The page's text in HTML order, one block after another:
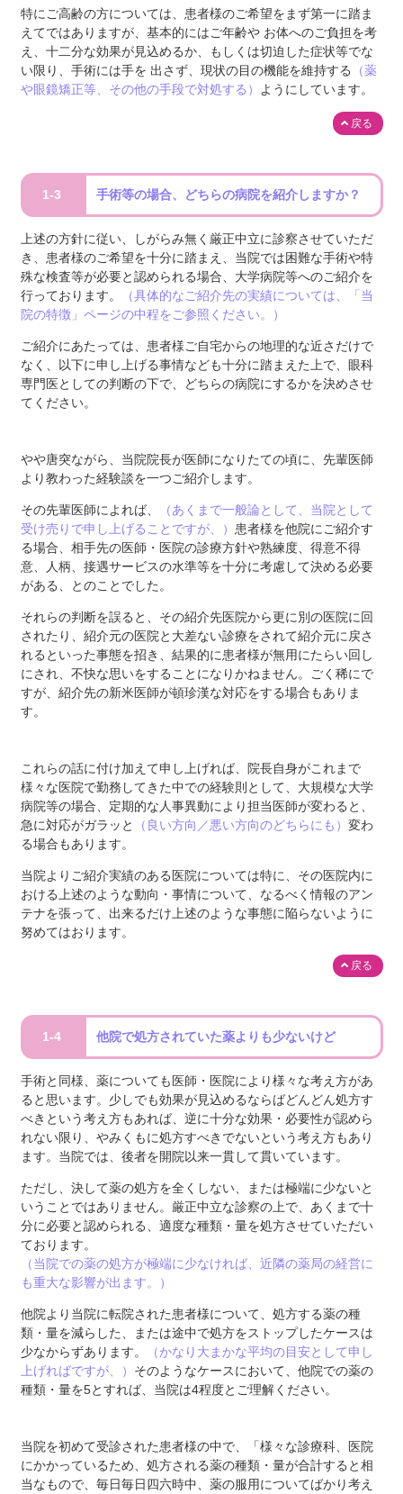
特にご高齢の方については、患者様のご希望をまず第一に踏ま
えてではありますが、基本的にはご年齢や お体へのご負担を考
え、十二分な効果が見込めるか、もしくは切迫した症状等でな
い限り、手術には手を 出さず、現状の目の機能を維持する （薬
や眼鏡矯正等、その他の手段で対処する） ようにしています。
戻る
1-3 手術等の場合、どちらの病院を紹介しますか？
上述の方針に従い、しがらみ無く厳正中立に診察させていただ
き、患者様のご希望を十分に踏まえ、当院では困難な手術や特
殊な検査等が必要と認められる場合、大学病院等へのご紹介を
行っております。
（具体的なご紹介先の実績については、「当
院の特徴」ページの中程をご参照ください。）
ご紹介にあたっては、患者様ご自宅からの地理的な近さだけで
なく、以下に申し上げる事情なども十分に踏まえた上で、眼科
専門医としての判断の下で、どちらの病院にするかを決めさせ
てください。
やや唐突ながら、当院院長が医師になりたての頃に、先輩医師
より教わった経験談を一つご紹介します。
その先輩医師によれば、
（あくまで一般論として、当院として
受け売りで申し上げることですが、） 患者様を他院にご紹介す
る場合、相手先の医師・医院の診療方針や熟練度、得意不得
意、人柄、接遇サービスの水準等を十分に考慮して決める必要
がある、とのことでした。
それらの判断を誤ると、その紹介先医院から更に別の医院に回
されたり、紹介元の医院と大差ない診療をされて紹介元に戻さ
れるといった事態を招き、結果的に患者様が無用にたらい回し
にされ、不快な思いをすることになりかねません。ごく稀にで
すが、紹介先の新米医師が頓珍漢な対応をする場合もありま
す。
これらの話に付け加えて申し上げれば、院長自身がこれまで
様々な医院で勤務してきた中での経験則として、大規模な大学
病院等の場合、定期的な人事異動により担当医師が変わると、
急に対応がガラッと
（良い方向／悪い方向のどちらにも） 変わ
る場合もあります。
当院よりご紹介実績のある医院については特に、その医院内に
おける上述のような動向・事情について、なるべく情報のアン
テナを張って、出来るだけ上述のような事態に陥らないように
努めてはおります。
戻る
1-4 他院で処方されていた薬よりも少ないけど
手術と同様、薬についても医師・医院により様々な考え方があ
ると思います。少しでも効果が見込めるならばどんどん処方す
べきという考え方もあれば、逆に十分な効果・必要性が認めら
れない限り、やみくもに処方すべきでないという考え方もあり
ます。当院では、後者を開院以来一貫して貫いています。
ただし、決して薬の処方を全くしない、または極端に少ないと
いうことではありません。厳正中立な診察の上で、あくまで十
分に必要と認められる、適度な種類・量を処方させていただい
ております。
（当院での薬の処方が極端に少なければ、近隣の薬局の経営に
も重大な影響が出ます。）
他院より当院に転院された患者様について、処方する薬の種
類・量を減らした、または途中で処方をストップしたケースは
少なからずあります。
（かなり大まかな平均の目安として申し
上げればですが、） そのようなケースにおいて、他院での薬の
種類・量を5とすれば、当院は4程度とご理解ください。
当院を初めて受診された患者様の中で、「様々な診療科、医院
にかかっているため、処方される薬の種類・量が合計すると相
当なもので、毎日毎日四六時中、薬の服用についてばかり考え